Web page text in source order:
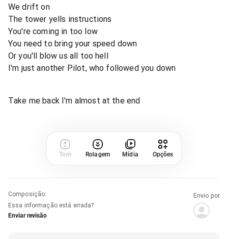
We drift on
The tower yells instructions
You're coming in too low
You need to bring your speed down
Or you'll blow us all too hell
I'm just another Pilot, who followed you down
Take me back I'm almost at the end
Tom Rolagem Mídia Opções
Composição:
Essa informação está errada?
Enviar revisão
Envio por